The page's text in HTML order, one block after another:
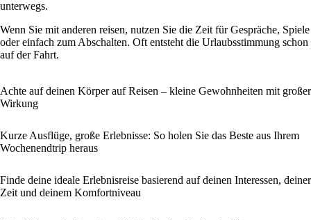
unterwegs.
Wenn Sie mit anderen reisen, nutzen Sie die Zeit für Gespräche, Spiele
oder einfach zum Abschalten. Oft entsteht die Urlaubsstimmung schon
auf der Fahrt.
Achte auf deinen Körper auf Reisen – kleine Gewohnheiten mit großer
Wirkung
Kurze Ausflüge, große Erlebnisse: So holen Sie das Beste aus Ihrem
Wochenendtrip heraus
Finde deine ideale Erlebnisreise basierend auf deinen Interessen, deiner
Zeit und deinem Komfortniveau